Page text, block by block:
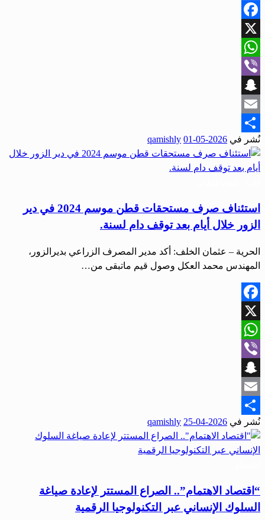
Facebook
X
WhatsApp
Viber
Snapchat
Email
Share
نُشر في 2026-05-01
qamishly
استئناف صرف مستحقات قطن موسم 2024 في دير
الزور خلال أيام بعد توقف دام لسنة.
الحرية – عثمان الخلف: أكد مدير المصرف الزراعي بديرالزور،
المهندس محمد العكل وصول قيم ماتبقى من…
Facebook
X
WhatsApp
Viber
Snapchat
Email
Share
نُشر في 2026-04-25
qamishly
“اقتصاد الاهتمام”.. الصراع المستتر لإعادة صياغة
السلوك الإنساني عبر التكنولوجيا الرقمية